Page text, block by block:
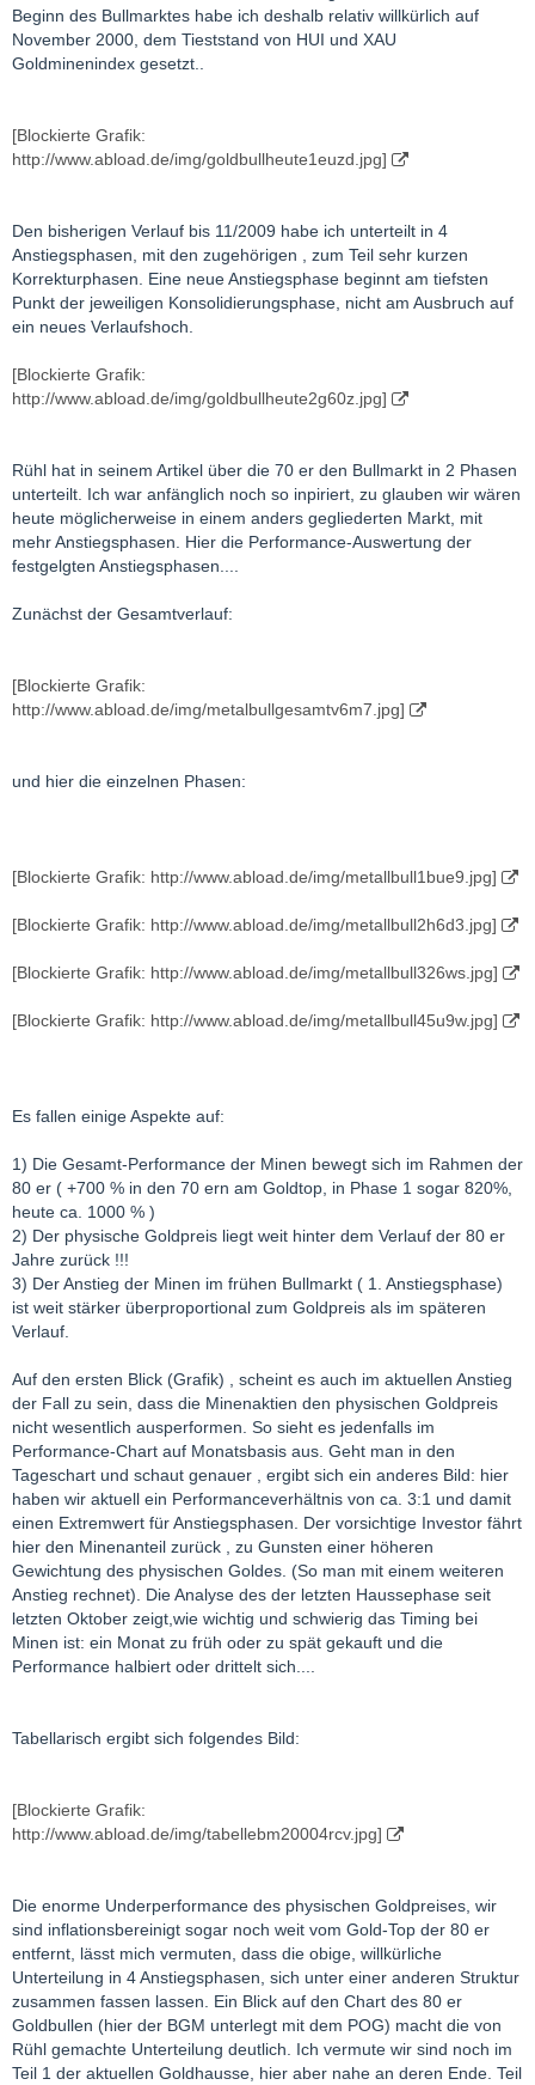
Beginn des Bullmarktes habe ich deshalb relativ willkürlich auf
November 2000, dem Tieststand von HUI und XAU
Goldminenindex gesetzt..
[Blockierte Grafik:
http://www.abload.de/img/goldbullheute1euzd.jpg]
Den bisherigen Verlauf bis 11/2009 habe ich unterteilt in 4
Anstiegsphasen, mit den zugehörigen , zum Teil sehr kurzen
Korrekturphasen. Eine neue Anstiegsphase beginnt am tiefsten
Punkt der jeweiligen Konsolidierungsphase, nicht am Ausbruch auf
ein neues Verlaufshoch.
[Blockierte Grafik:
http://www.abload.de/img/goldbullheute2g60z.jpg]
Rühl hat in seinem Artikel über die 70 er den Bullmarkt in 2 Phasen
unterteilt. Ich war anfänglich noch so inpiriert, zu glauben wir wären
heute möglicherweise in einem anders gegliederten Markt, mit
mehr Anstiegsphasen. Hier die Performance-Auswertung der
festgelgten Anstiegsphasen....
Zunächst der Gesamtverlauf:
[Blockierte Grafik:
http://www.abload.de/img/metalbullgesamtv6m7.jpg]
und hier die einzelnen Phasen:
[Blockierte Grafik: http://www.abload.de/img/metallbull1bue9.jpg]
[Blockierte Grafik: http://www.abload.de/img/metallbull2h6d3.jpg]
[Blockierte Grafik: http://www.abload.de/img/metallbull326ws.jpg]
[Blockierte Grafik: http://www.abload.de/img/metallbull45u9w.jpg]
Es fallen einige Aspekte auf:
1) Die Gesamt-Performance der Minen bewegt sich im Rahmen der
80 er ( +700 % in den 70 ern am Goldtop, in Phase 1 sogar 820%,
heute ca. 1000 % )
2) Der physische Goldpreis liegt weit hinter dem Verlauf der 80 er
Jahre zurück !!!
3) Der Anstieg der Minen im frühen Bullmarkt ( 1. Anstiegsphase)
ist weit stärker überproportional zum Goldpreis als im späteren
Verlauf.
Auf den ersten Blick (Grafik) , scheint es auch im aktuellen Anstieg
der Fall zu sein, dass die Minenaktien den physischen Goldpreis
nicht wesentlich ausperformen. So sieht es jedenfalls im
Performance-Chart auf Monatsbasis aus. Geht man in den
Tageschart und schaut genauer , ergibt sich ein anderes Bild: hier
haben wir aktuell ein Performanceverhältnis von ca. 3:1 und damit
einen Extremwert für Anstiegsphasen. Der vorsichtige Investor fährt
hier den Minenanteil zurück , zu Gunsten einer höheren
Gewichtung des physischen Goldes. (So man mit einem weiteren
Anstieg rechnet). Die Analyse des der letzten Haussephase seit
letzten Oktober zeigt,wie wichtig und schwierig das Timing bei
Minen ist: ein Monat zu früh oder zu spät gekauft und die
Performance halbiert oder drittelt sich....
Tabellarisch ergibt sich folgendes Bild:
[Blockierte Grafik:
http://www.abload.de/img/tabellebm20004rcv.jpg]
Die enorme Underperformance des physischen Goldpreises, wir
sind inflationsbereinigt sogar noch weit vom Gold-Top der 80 er
entfernt, lässt mich vermuten, dass die obige, willkürliche
Unterteilung in 4 Anstiegsphasen, sich unter einer anderen Struktur
zusammen fassen lassen. Ein Blick auf den Chart des 80 er
Goldbullen (hier der BGM unterlegt mit dem POG) macht die von
Rühl gemachte Unterteilung deutlich. Ich vermute wir sind noch im
Teil 1 der aktuellen Goldhausse, hier aber nahe an deren Ende. Teil